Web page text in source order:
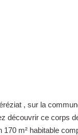
, sur la
découvrir ce corps
170 m² habitable